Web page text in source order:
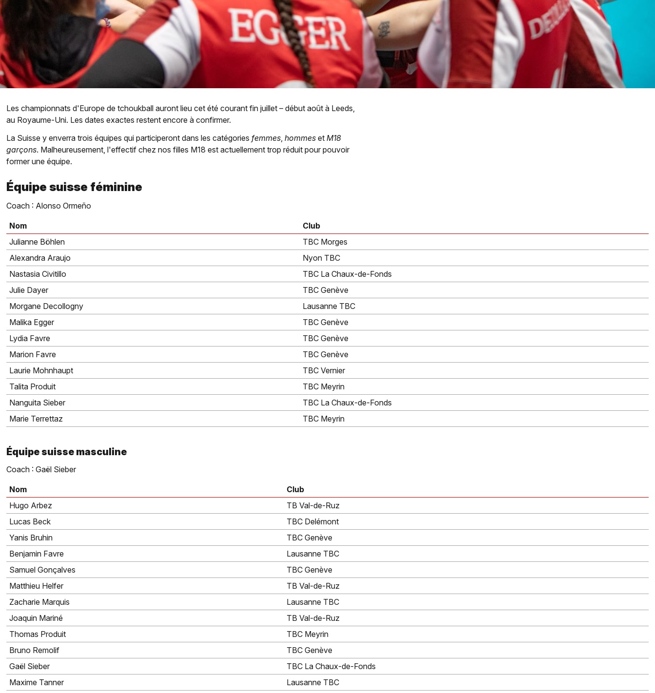
Les championnats d'Europe de tchoukball auront lieu cet été courant fin juillet – début août à Leeds,
au Royaume-Uni. Les dates exactes restent encore à confirmer.
La Suisse y enverra trois équipes qui participeront dans les catégories femmes, hommeset M18
garçons. Malheureusement, l'effectif chez nos filles M18 est actuellement trop réduit pour pouvoir
former une équipe.
Équipe suisse féminine
Coach : Alonso Ormeño
Nom
Club
Julianne Böhlen
TBC Morges
Alexandra Araujo
Nyon TBC
Nastasia Civitillo
TBC La Chaux-de-Fonds
Julie Dayer
TBC Genève
Morgane Decollogny
Lausanne TBC
Malika Egger
TBC Genève
Lydia Favre
TBC Genève
Marion Favre
TBC Genève
Laurie Mohnhaupt
TBC Vernier
Talita Produit
TBC Meyrin
Nanguita Sieber
TBC La Chaux-de-Fonds
Marie Terrettaz
TBC Meyrin
Équipe suisse masculine
Coach : Gaël Sieber
Nom
Club
Hugo Arbez
TB Val-de-Ruz
Lucas Beck
TBC Delémont
Yanis Bruhin
TBC Genève
Benjamin Favre
Lausanne TBC
Samuel Gonçalves
TBC Genève
Matthieu Helfer
TB Val-de-Ruz
Zacharie Marquis
Lausanne TBC
Joaquin Mariné
TB Val-de-Ruz
Thomas Produit
TBC Meyrin
Bruno Remolif
TBC Genève
Gaël Sieber
TBC La Chaux-de-Fonds
Maxime Tanner
Lausanne TBC